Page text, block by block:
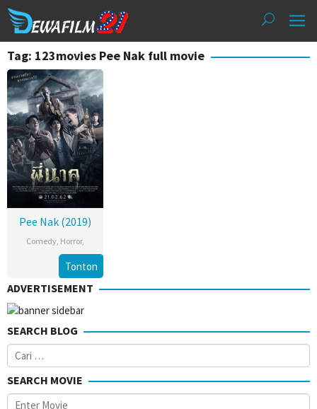
Loncat
ke
konten
Tag: 123movies Pee Nak full movie
Pee Nak (2019)
Comedy, Horror,
Tonton
ADVERTISEMENT
SEARCH BLOG
Cari
untuk:
SEARCH MOVIE